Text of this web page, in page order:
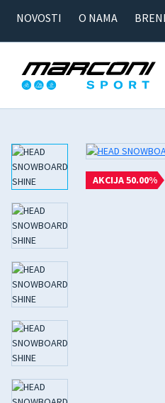
NOVOSTI O NAMA
AKCIJA 50.00%